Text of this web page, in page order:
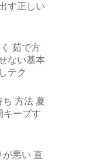
す正しい
茹で方
ない基本
テク
方法 夏
キープす
が悪い 直